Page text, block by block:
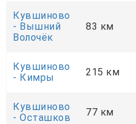
Кувшиново
- Вышний
Волочёк
83 км
Кувшиново
- Кимры
215 км
Кувшиново
- Осташков
77 км